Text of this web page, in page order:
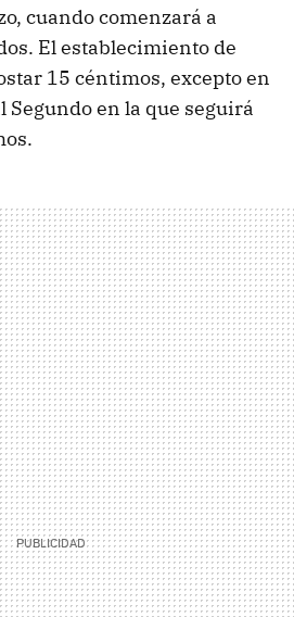
cuando comenzará a
El establecimiento de
15 céntimos, excepto en
en la que seguirá